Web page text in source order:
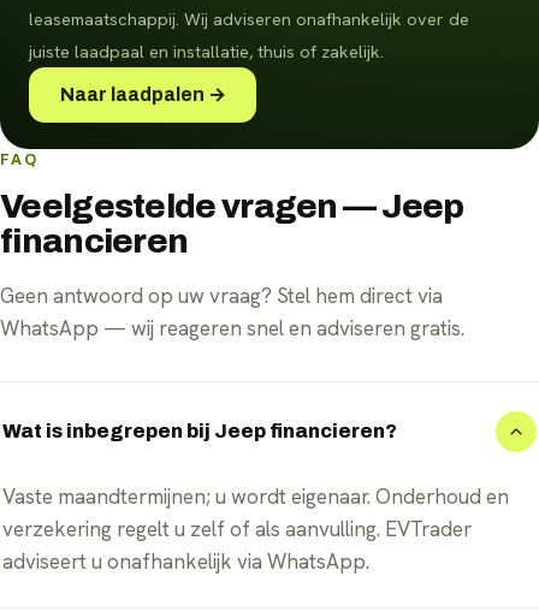
leasemaatschappij. Wij adviseren onafhankelijk over de
juiste laadpaal en installatie, thuis of zakelijk.
Naar laadpalen →
FAQ
Veelgestelde vragen — Jeep
financieren
Geen antwoord op uw vraag? Stel hem direct via
WhatsApp — wij reageren snel en adviseren gratis.
Wat is inbegrepen bij Jeep financieren?
Vaste maandtermijnen; u wordt eigenaar. Onderhoud en
verzekering regelt u zelf of als aanvulling. EVTrader
adviseert u onafhankelijk via WhatsApp.